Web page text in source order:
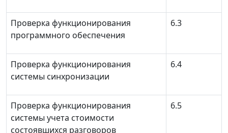
Проверка функционирования
программного обеспечения
6.3
Проверка функционирования
системы синхронизации
6.4
Проверка функционирования
системы учета стоимости
состоявшихся разговоров
6.5